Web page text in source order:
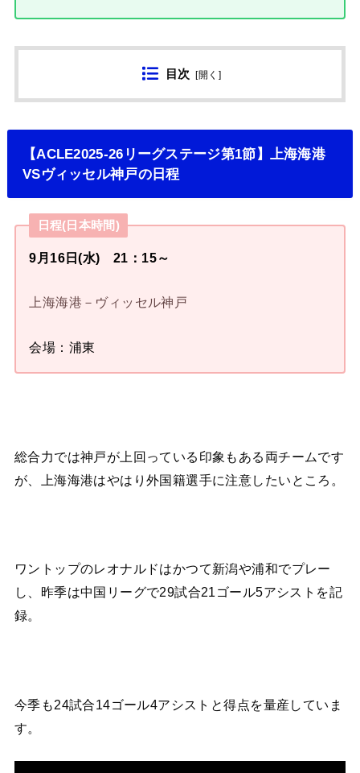
目次 [開く ]
【ACLE2025-26リーグステージ第1節】上海海港
VSヴィッセル神戸の日程
日程(日本時間)
9月16日(水) 21：15～
上海海港－ヴィッセル神戸
会場：浦東
総合力では神戸が上回っている印象もある両チームです
が、上海海港はやはり外国籍選手に注意したいところ。
ワントップのレオナルドはかつて新潟や浦和でプレー
し、昨季は中国リーグで29試合21ゴール5アシストを記
録。
今季も24試合14ゴール4アシストと得点を量産していま
す。